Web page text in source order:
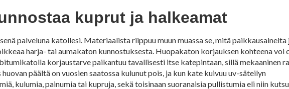
kuprut ja halkeamat
palveluna katollesi. Materiaalista riippuu muun muassa se, mitä paikkausaineita
harja- tai aumakaton kunnostuksesta. Huopakaton korjauksen kohteena voi
korjaustarve paikantuu tavallisesti itse katepintaan, sillä mekaaninen
päältä on vuosien saatossa kulunut pois, ja kun kate kuivuu uv-säteilyn
kulumia, painumia tai kupruja, sekä toisinaan suoranaisia pullistumia eli niin